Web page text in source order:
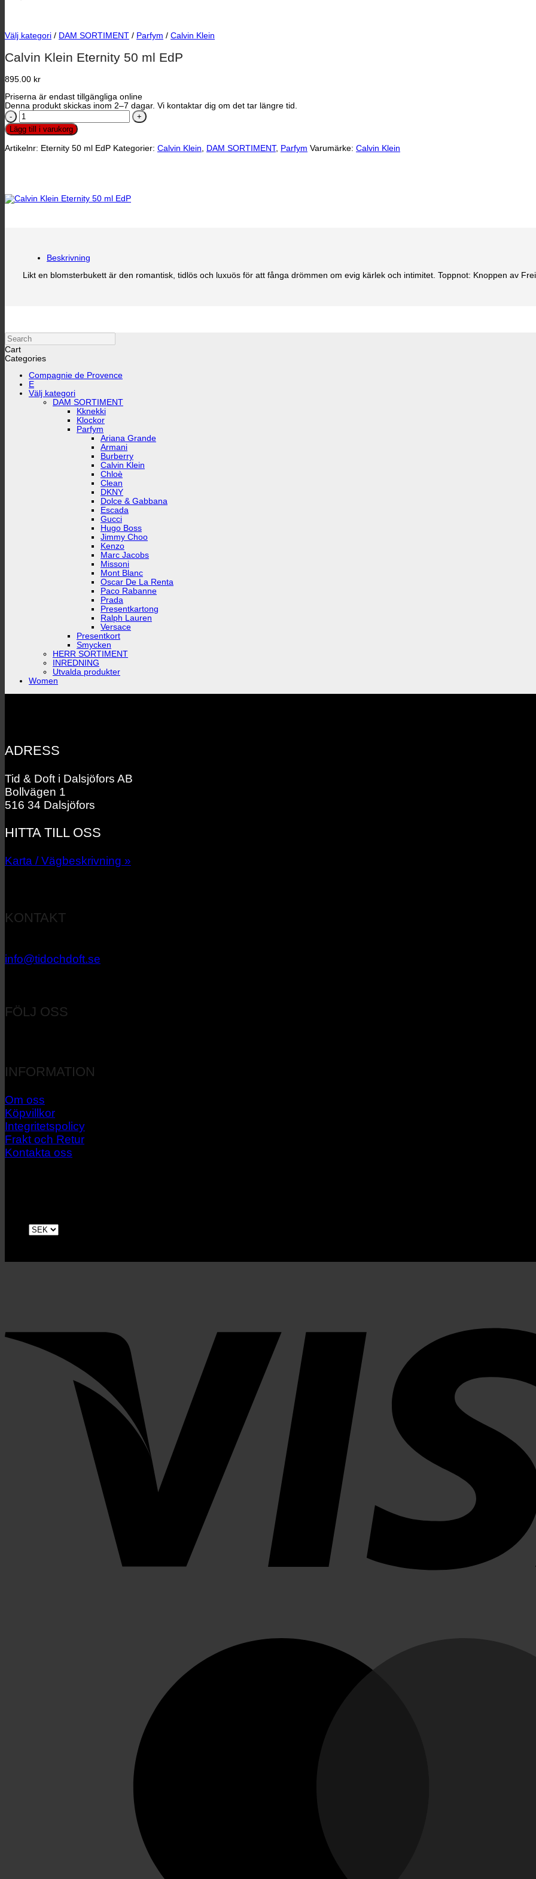
Välj kategori / DAM SORTIMENT / Parfym / Calvin Klein
Calvin Klein Eternity 50 ml EdP
895.00 kr
Priserna är endast tillgängliga online
Denna produkt skickas inom 2–7 dagar. Vi kontaktar dig om det tar längre tid.
Calvin
Klein
Eternity
ml
Lägg till i varukorg
Artikelnr: Eternity 50 ml EdP Kategorier: Calvin Klein DAM SORTIMENT, Parfym Varumärke: Calvin Klein
Beskrivning
Likt en blomsterbukett är den romantisk, tidlös och luxuös för att fånga drömmen om evig kärlek och intimitet. Toppnot: Knoppen av
Search
Cart
Categories
Compagnie de Provence
E
Välj kategori
DAM SORTIMENT
Kknekki
Klockor
Parfym
Ariana Grande
Armani
Burberry
Calvin Klein
Chloè
Clean
DKNY
Dolce & Gabbana
Escada
Gucci
Hugo Boss
Jimmy Choo
Kenzo
Marc Jacobs
Missoni
Mont Blanc
Oscar De La Renta
Paco Rabanne
Prada
Presentkartong
Ralph Lauren
Versace
Presentkort
Smycken
HERR SORTIMENT
INREDNING
Utvalda produkter
Women
ADRESS
Tid & Doft i Dalsjöfors AB
Bollvägen 1
516 34 Dalsjöfors
HITTA TILL OSS
Karta / Vägbeskrivning »
KONTAKT
info@tidochdoft.se
FÖLJ OSS
INFORMATION
Om oss
Köpvillkor
Integritetspolicy
Frakt och Retur
Kontakta oss